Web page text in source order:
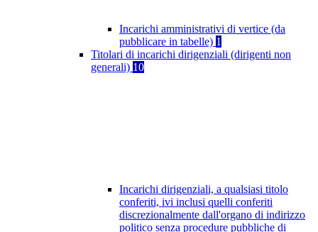
Incarichi amministrativi di vertice (da
pubblicare in tabelle) 1
Titolari di incarichi dirigenziali (dirigenti non
generali) 10
Incarichi dirigenziali, a qualsiasi titolo
conferiti, ivi inclusi quelli conferiti
discrezionalmente dall'organo di indirizzo
politico senza procedure pubbliche di